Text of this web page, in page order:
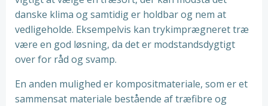
danske klima og samtidig er holdbar og nem at
vedligeholde. Eksempelvis kan trykimprægneret træ
være en god løsning, da det er modstandsdygtigt
over for råd og svamp.
En anden mulighed er kompositmateriale, som er et
sammensat materiale bestående af træfibre og